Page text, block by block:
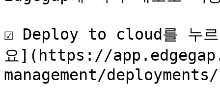
☑️ Deploy to cloud를 누르
요](https://
management/